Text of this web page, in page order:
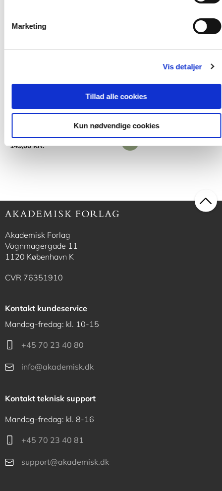
Marketing
Vis detaljer
Tillad alle cookies
Kun nødvendige cookies
149,00 KR.
Akademisk Forlag
Vognmagergade 11
1120 København K
CVR 76351910
Kontakt kundeservice
Mandag-fredag: kl. 10-15
+45 70 23 40 80
info@akademisk.dk
Kontakt teknisk support
Mandag-fredag: kl. 8-16
+45 70 23 40 81
support@akademisk.dk